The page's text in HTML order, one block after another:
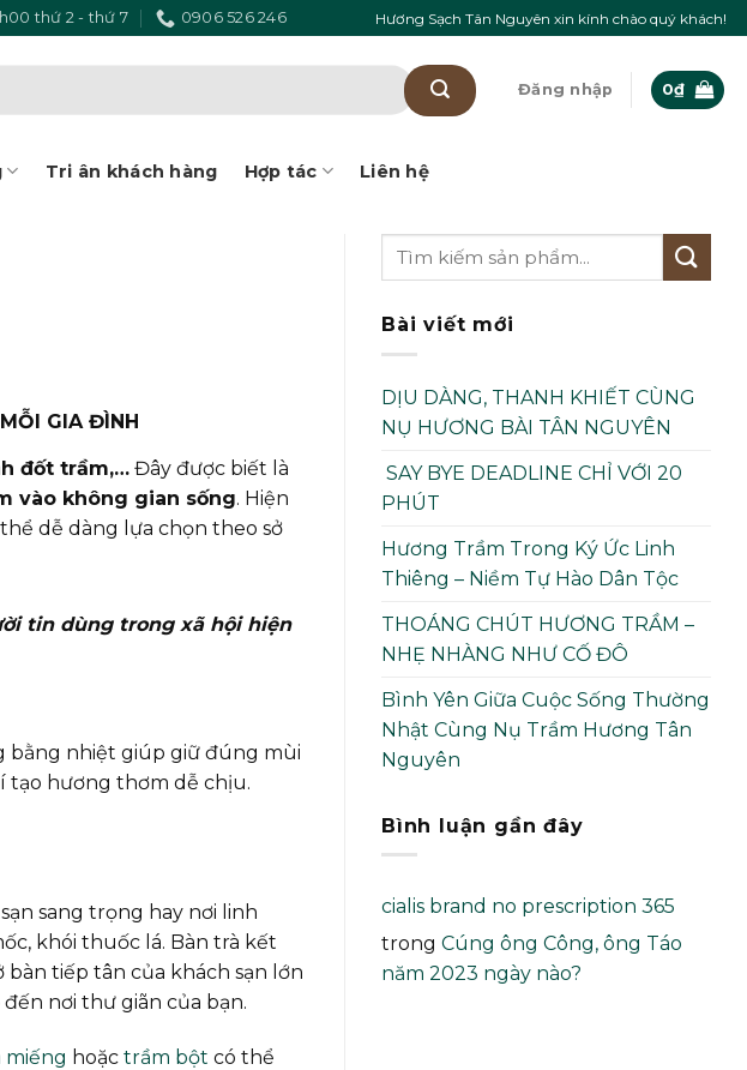
thứ 2 - thứ 7 0906 526 246 Hương Sạch Tân Nguyên xin kính chào quý khách!
Đăng nhập 0₫
Tri ân khách hàng Hợp tác Liên hệ
GIA ĐÌNH
đốt trầm,… Đây được biết là
vào không gian sống. Hiện
dễ dàng lựa chọn theo sở
tin dùng trong xã hội hiện
bằng nhiệt giúp giữ đúng mùi
tạo hương thơm dễ chịu.
sang trọng hay nơi linh
khói thuốc lá. Bàn trà kết
tiếp tân của khách sạn lớn
nơi thư giãn của bạn.
miếng hoặc trầm bột có thể
Bài viết mới
DỊU DÀNG, THANH KHIẾT CÙNG
NỤ HƯƠNG BÀI TÂN NGUYÊN
SAY BYE DEADLINE CHỈ VỚI 20
PHÚT
Hương Trầm Trong Ký Ức Linh
Thiêng – Niềm Tự Hào Dân Tộc
THOÁNG CHÚT HƯƠNG TRẦM –
NHẸ NHÀNG NHƯ CỐ ĐÔ
Bình Yên Giữa Cuộc Sống Thường
Nhật Cùng Nụ Trầm Hương Tân
Nguyên
Bình luận gần đây
cialis brand no prescription 365
trong Cúng ông Công, ông Táo
năm 2023 ngày nào?